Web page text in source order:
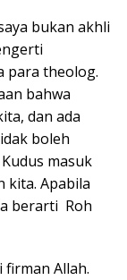
bukan akhli
para theolog.
bahwa
dan ada
boleh
masuk
kita. Apabila
berarti Roh
firman Allah.